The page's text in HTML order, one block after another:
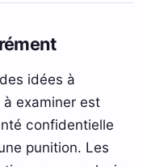
idées à
examiner est
confidentielle
punition. Les